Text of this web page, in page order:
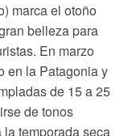
marca el otoño
belleza para
En marzo
en la Patagonia y
de 15 a 25
de tonos
temporada seca